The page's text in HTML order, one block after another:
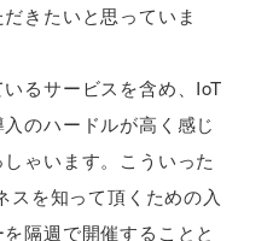
きたいと思っていま
るサービスを含め、IoT
のハードルが高く感じ
ゃいます。こういった
スを知って頂くための入
隔週で開催することと